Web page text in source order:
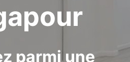
parmi une